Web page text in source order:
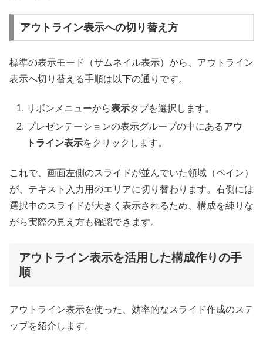
アウトライン表示への切り替え方
標準の表示モード（サムネイル表示）から、アウトライン
表示へ切り替える手順は以下の通りです。
リボンメニューから表示タブを選択します。
プレゼンテーションの表示グループの中にあるアウ
トライン表示をクリックします。
これで、画面左側のスライドが並んでいた領域（ペイン）
が、テキスト入力用のエリアに切り替わります。右側には
選択中のスライドが大きく表示されるため、構成を練りな
がら実際の見え方も確認できます。
アウトライン表示を活用した構成作りの手
順
アウトライン表示を使った、効率的なスライド作成のステ
ップを紹介します。